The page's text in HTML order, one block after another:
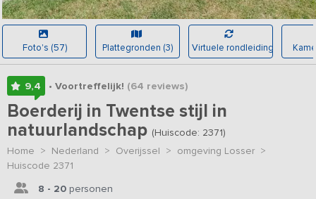
Foto's (57) Plattegronden (3) Virtuele rondleiding
9,4 • Voortreffelijk! (64 reviews)
Boerderij in Twentse stijl in
natuurlandschap (Huiscode: 2371)
Home > Nederland > Overijssel > omgeving Losser >
Huiscode 2371
8 - 20 personen